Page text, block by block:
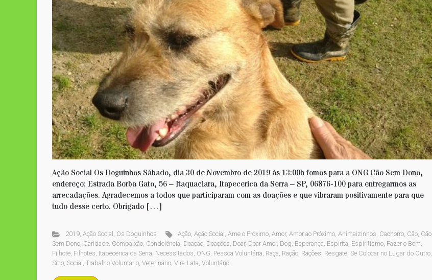
Ação Social Os Doguinhos Sábado, dia 30 de Novembro de 2019 às 13:00h fomos para a ONG Cão Sem Dono,
endereço: Estrada Borba Gato, 56 – Itaquaciara, Itapecerica da Serra – SP, 06876-100 para entregarmos as
arrecadações. Agradecemos a todos que participaram com as doações e que vibraram positivamente para que
tudo desse certo. Obrigado […]
2019, Ação Social , Os Doguinhos Ação,Ação Social ,Ame o Próximo,Amor,Amor ao Próximo,Animaizinhos, Cachorro, Cão, Cão
Sem Dono, Caridade, Compaixão, Condolência, Doação, Doações, Doar, Doar Amor, Dog, Esperança, Espírita, Espiritismo, Fazer o Bem,
Filhote, Filhotes, Itapecerica da Serra, Necessitados, ONG, Pessoa Voluntária, Raça, Ração, Rações, Resgate, Se Colocar no Lugar do Outro,
Sítio, Social , Trabalho Voluntário, Veterinário, Vira-Lata, Voluntário